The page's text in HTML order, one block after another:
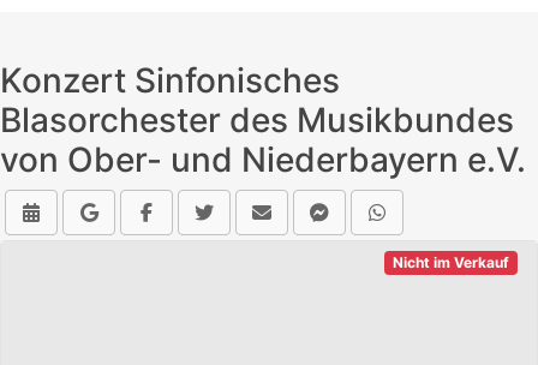
Konzert Sinfonisches
Blasorchester des Musikbundes
von Ober- und Niederbayern e.V.
Nicht im Verkauf